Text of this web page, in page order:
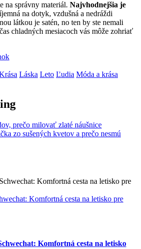
na správny materiál. Najvhodnejšia je
na dotyk, vzdušná a nedráždi
látkou je satén, no ten by ste nemali
chladných mesiacoch vás môže zohriať
Láska Leto Ľudia Móda a krása
prečo milovať zlaté náušnice
zo sušených kvetov a prečo nesmú
Komfortná cesta na letisko pre
Komfortná cesta na letisko